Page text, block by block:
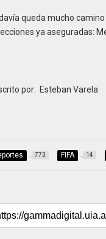
queda mucho
ya aseguradas:
por: Esteban Varela
773 FIFA 14